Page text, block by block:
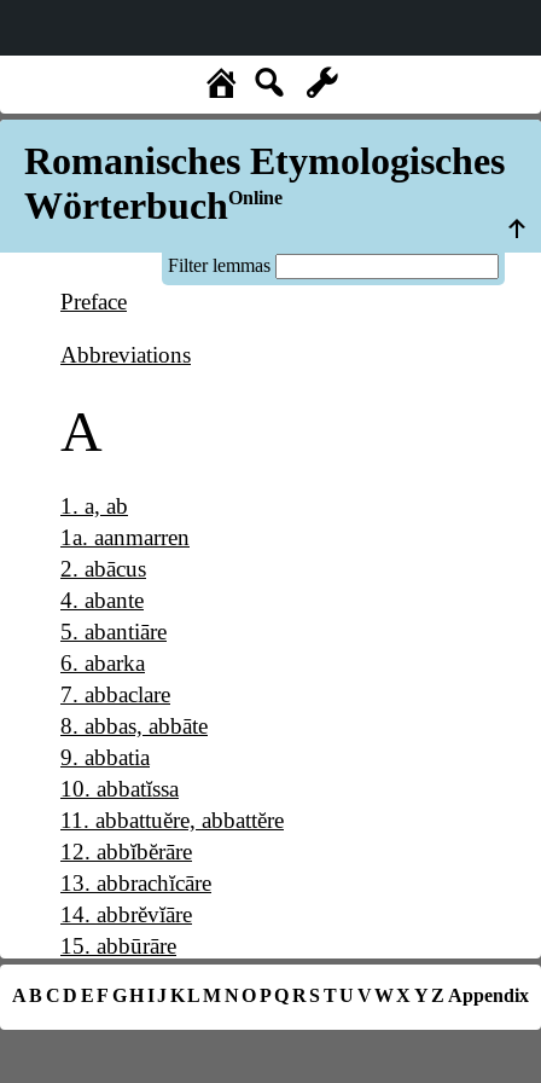
Romanisches Etymologisches
WörterbuchOnline
Filter lemmas
Preface
Abbreviations
A
1 . a, ab
1a. aanmarren
2. abācus
4. abante
5. abantiāre
6. abarka
7. abbaclare
8. abbas, abbāte
9. abbatia
10. abbatĭssa
11 . abbattuĕre, abbattĕre
12. abbĭbĕrāre
13. abbrachĭcāre
14. abbrĕvĭāre
15. abbūrāre
17.abĕllāna
A BCD EF GHIJKL MNOPQRSTU VWX YZ Appendix